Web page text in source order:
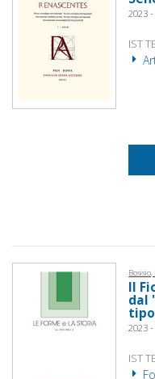
2023
IST
Il
dal
2023
IST